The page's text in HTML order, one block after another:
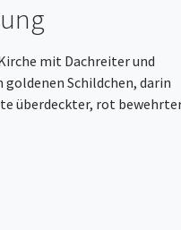
mit Dachreiter und
Schildchen, darin
überdeckter, rot